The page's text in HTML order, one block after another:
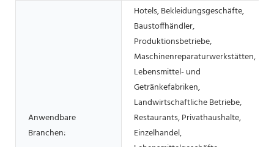
Anwendbare
Branchen:
Hotels, Bekleidungsgeschäfte,
Baustoffhändler,
Produktionsbetriebe,
Maschinenreparaturwerkstätten,
Lebensmittel- und
Getränkefabriken,
Landwirtschaftliche Betriebe,
Restaurants, Privathaushalte,
Einzelhandel,